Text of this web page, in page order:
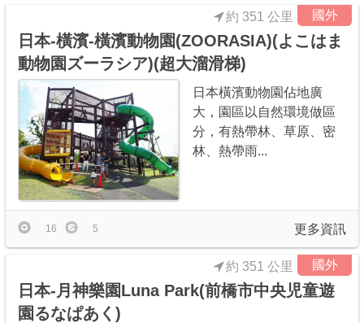
國外
日本-橫濱-橫濱動物園(ZOORASIA)(よこはま
動物園ズーラシア)(超大溜滑梯)
約 351 公里
日本橫濱動物園佔地廣
大，園區以自然環境做區
分，有熱帶林、草原、密
林、熱帶雨...
更多資訊
16 5
國外
日本-月神樂園Luna Park(前橋市中央児童遊
園るなぱあく)
約 351 公里